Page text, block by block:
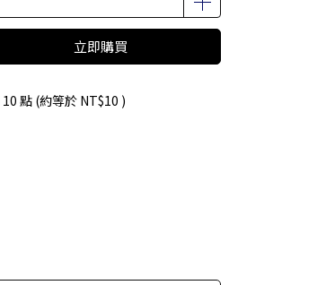
立即購買
10 點 (約等於 NT$10 )